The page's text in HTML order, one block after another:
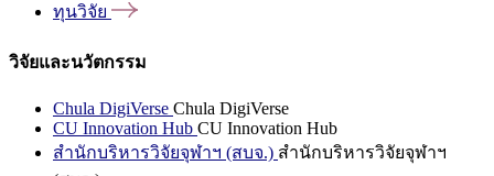
ทุนวิจัย
วิจัยและนวัตกรรม
Chula DigiVerse Chula DigiVerse
CU Innovation Hub CU Innovation Hub
สำนักบริหารวิจัยจุฬาฯ (สบจ.) สำนักบริหารวิจัยจุฬาฯ